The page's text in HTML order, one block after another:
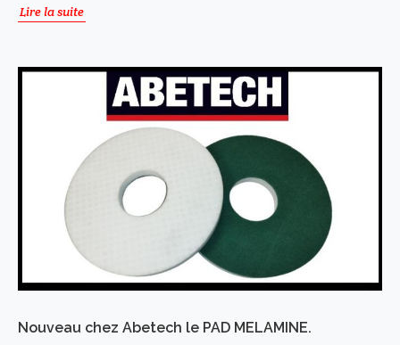
Lire la suite
Nouveau chez Abetech le PAD MELAMINE.